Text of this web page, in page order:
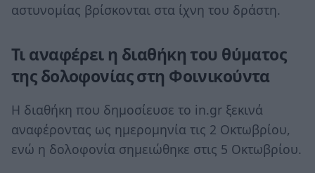
αστυνομίας βρίσκονται στα ίχνη του δράστη.
Τι αναφέρει η διαθήκη του θύματος
της δολοφονίας στη Φοινικούντα
Η διαθήκη που δημοσίευσε το in.gr ξεκινά
αναφέροντας ως ημερομηνία τις 2 Οκτωβρίου,
ενώ η δολοφονία σημειώθηκε στις 5 Οκτωβρίου.